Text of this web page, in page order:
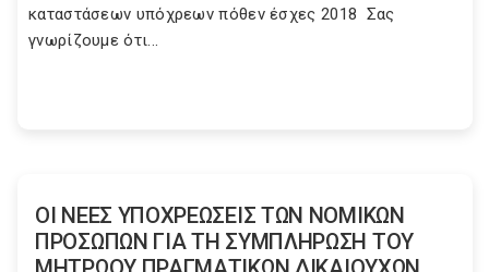
καταστάσεων υπόχρεων πόθεν έσχες 2018 Σας
γνωρίζουμε ότι...
ΟΙ ΝΕΕΣ ΥΠΟΧΡΕΩΣΕΙΣ ΤΩΝ ΝΟΜΙΚΩΝ
ΠΡΟΣΩΠΩΝ ΓΙΑ ΤΗ ΣΥΜΠΛΗΡΩΣΗ ΤΟΥ